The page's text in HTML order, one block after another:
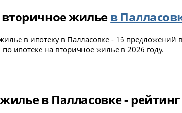
жильев
в ипотеку в Палласовке - 16
ипотеке на вторичное жилье в 2026 году.
в Палласовке -